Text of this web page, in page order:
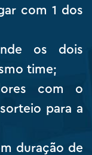
com 1 dos
os dois
time;
com o
para a
duração de